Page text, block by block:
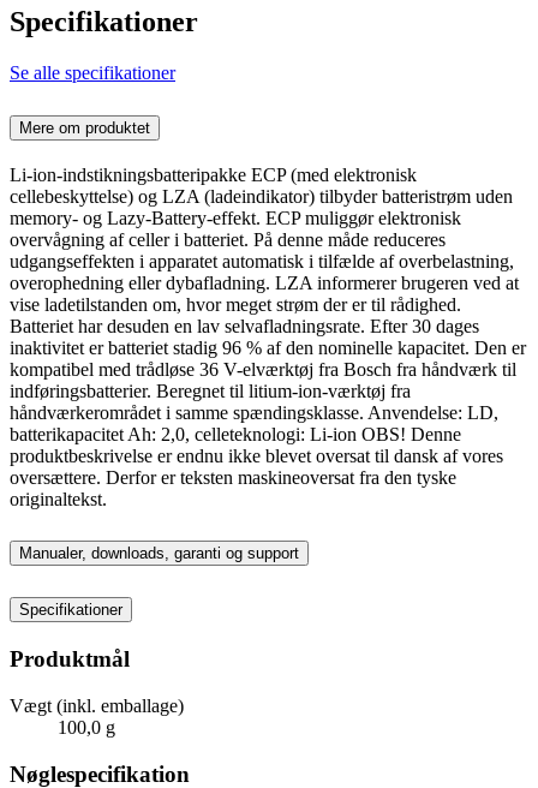
Specifikationer
Se alle specifikationer
Mere om produktet
Li-ion-indstikningsbatteripakke ECP (med elektronisk
cellebeskyttelse) og LZA (ladeindikator) tilbyder batteristrøm uden
memory- og Lazy-Battery-effekt. ECP muliggør elektronisk
overvågning af celler i batteriet. På denne måde reduceres
udgangseffekten i apparatet automatisk i tilfælde af overbelastning,
overophedning eller dybafladning. LZA informerer brugeren ved at
vise ladetilstanden om, hvor meget strøm der er til rådighed.
Batteriet har desuden en lav selvafladningsrate. Efter 30 dages
inaktivitet er batteriet stadig 96 % af den nominelle kapacitet. Den er
kompatibel med trådløse 36 V-elværktøj fra Bosch fra håndværk til
indføringsbatterier. Beregnet til litium-ion-værktøj fra
håndværkerområdet i samme spændingsklasse. Anvendelse: LD,
batterikapacitet Ah: 2,0, celleteknologi: Li-ion OBS! Denne
produktbeskrivelse er endnu ikke blevet oversat til dansk af vores
oversættere. Derfor er teksten maskineoversat fra den tyske
originaltekst.
Manualer, downloads, garanti og support
Specifikationer
Produktmål
Vægt (inkl. emballage)
100,0 g
Nøglespecifikation